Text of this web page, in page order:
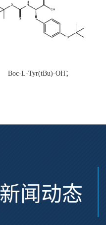
Boc-L-Tyr(tBu)-OH；
新闻动态